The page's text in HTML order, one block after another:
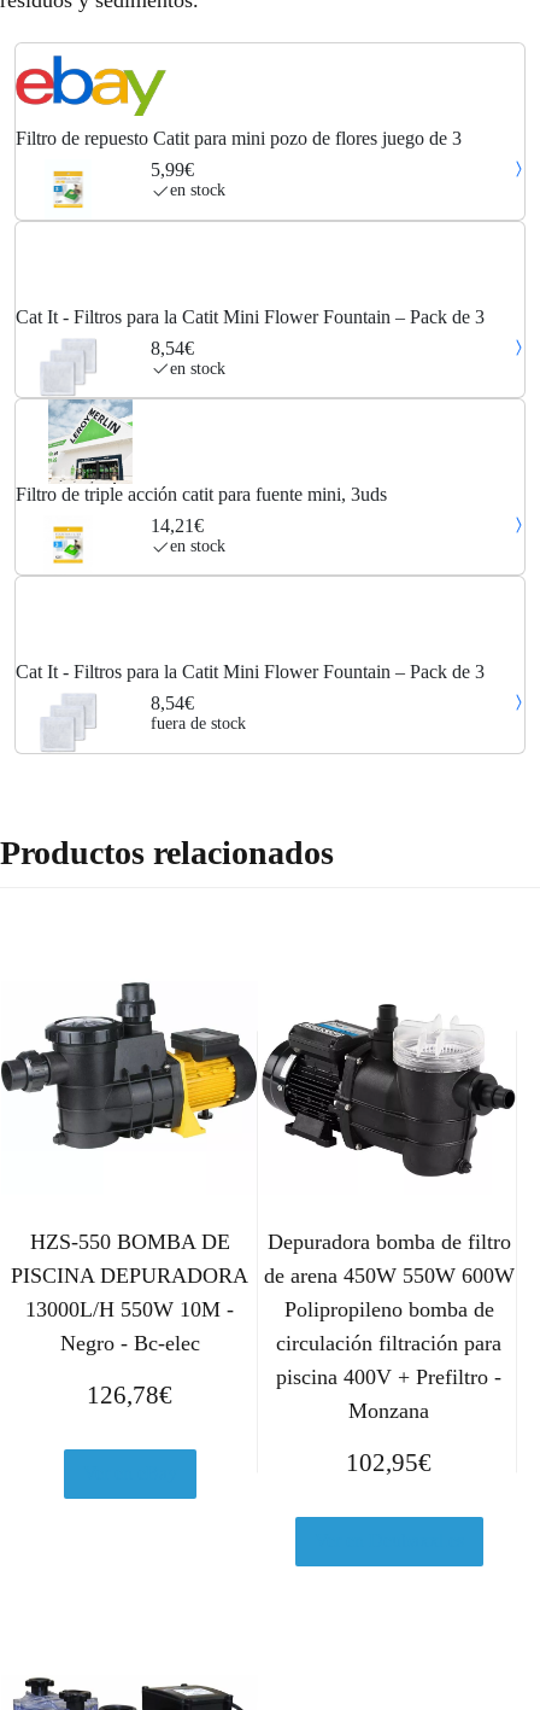
Filtro de repuesto Catit para mini pozo de flores juego de 3
5,99€
en stock
Cat It - Filtros para la Catit Mini Flower Fountain – Pack de 3
8,54€
en stock
Filtro de triple acción catit para fuente mini, 3uds
14,21€
en stock
Cat It - Filtros para la Catit Mini Flower Fountain – Pack de 3
8,54€
fuera de stock
Productos relacionados
HZS-550 BOMBA DE
PISCINA DEPURADORA
13000L/H 550W 10M -
Negro - Bc-elec
126,78€
Depuradora bomba de filtro
de arena 450W 550W 600W
Polipropileno bomba de
circulación filtración para
piscina 400V + Prefiltro -
Monzana
102,95€